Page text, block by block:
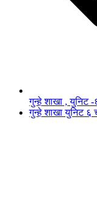
गुन्हे शाखा , युनिट
गुन्हे शाखा युनिट ६